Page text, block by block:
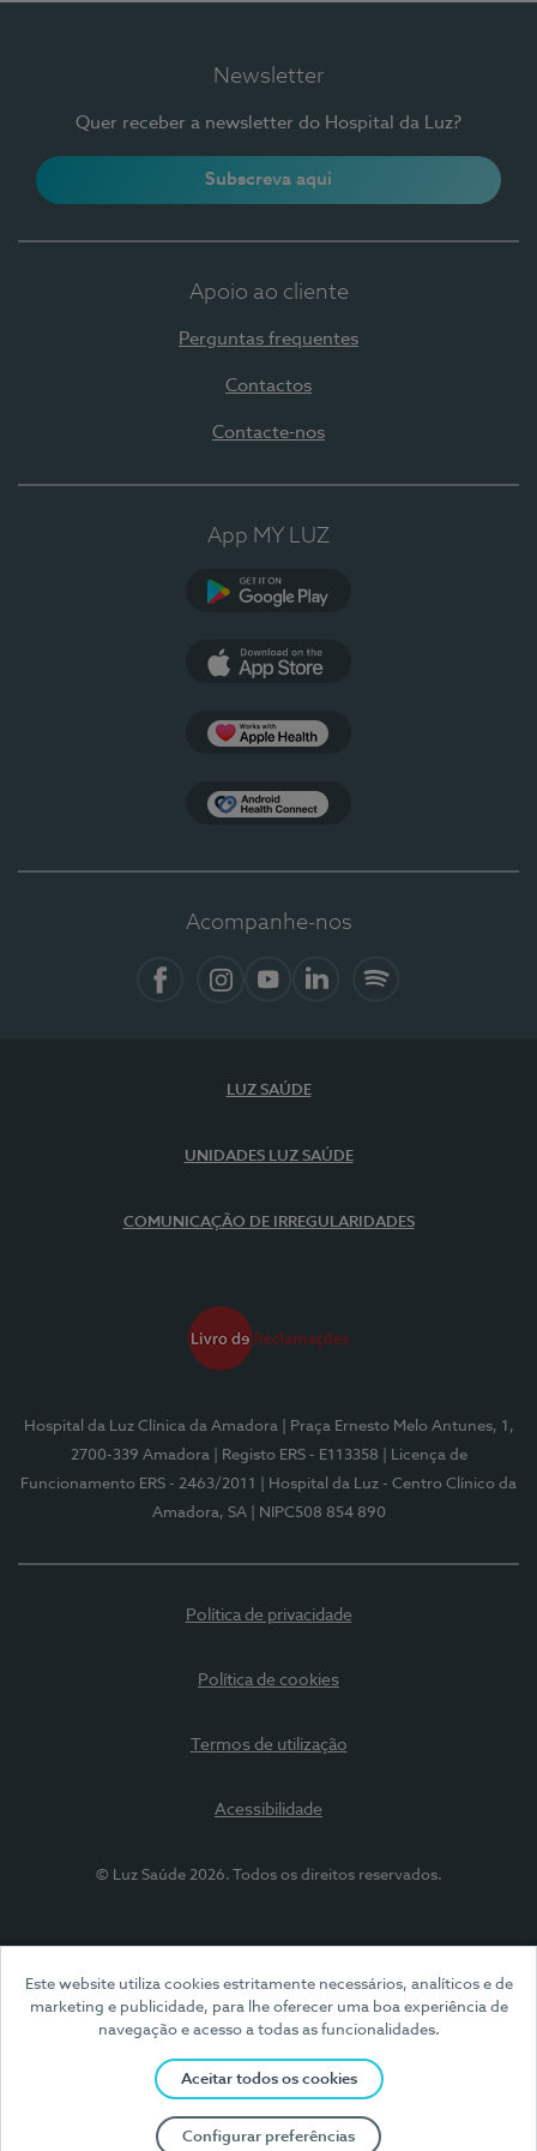
Este website utiliza cookies estritamente necessários, analíticos e de
marketing e publicidade, para lhe oferecer uma boa experiência de
navegação e acesso a todas as funcionalidades.
Aceitar todos os cookies
Configurar preferências
Newsletter
Quer receber a newsletter do Hospital da Luz?
Subscreva aqui
Apoio ao cliente
Perguntas frequentes
Contactos
Contacte-nos
App MY LUZ
Acompanhe-nos
LUZ SAÚDE
UNIDADES LUZ SAÚDE
COMUNICAÇÃO DE IRREGULARIDADES
Hospital da Luz Clínica da Amadora
| Praça Ernesto Melo Antunes, 1,
2700-339 Amadora
| Registo ERS - E113358
| Licença de
Funcionamento ERS - 2463/2011
| Hospital da Luz - Centro Clínico da
Amadora, SA
| NIPC508 854 890
Política de privacidade
Política de cookies
Termos de utilização
Acessibilidade
© Luz Saúde 2026. Todos os direitos reservados.